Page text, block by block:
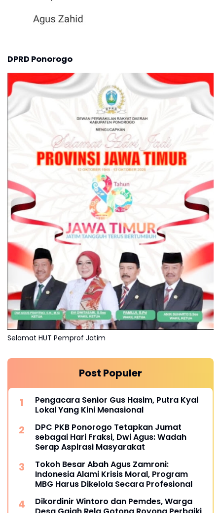
DPRD Ponorogo
Selamat HUT Pemprof Jatim
Post Populer
Pengacara Senior Gus Hasim, Putra Kyai
Lokal Yang Kini Menasional
DPC PKB Ponorogo Tetapkan Jumat
sebagai Hari Fraksi, Dwi Agus: Wadah
Serap Aspirasi Masyarakat
Tokoh Besar Abah Agus Zamroni:
Indonesia Alami Krisis Moral, Program
MBG Harus Dikelola Secara Profesional
Dikordinir Wintoro dan Pemdes, Warga